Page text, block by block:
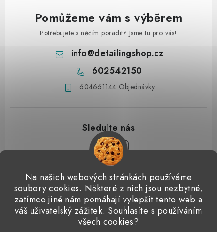
Na našich webových stránkách používáme
soubory cookies. Některé z nich jsou nezbytné,
zatímco jiné nám pomáhají vylepšit tento web a
váš uživatelský zážitek. Souhlasíte s používáním
všech cookies?
Pomůžeme vám s výběrem
Potřebujete s něčím poradit? Jsme tu pro vás!
info@detailingshop.cz
602542150
604661144 Objednávky
Přijímáme online platby
Detailingclub Dodo Juice Gyeon Quartz ValetPRO
Microfiber Madness